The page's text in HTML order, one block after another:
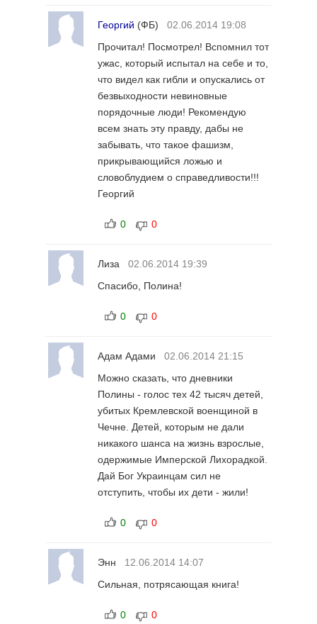
Георгий (ФБ) 02.06.2014 19:08
Прочитал! Посмотрел! Вспомнил тот
ужас, который испытал на себе и то,
что видел как гибли и опускались от
безвыходности невиновные
порядочные люди! Рекомендую
всем знать эту правду, дабы не
забывать, что такое фашизм,
прикрывающийся ложью и
словоблудием о справедливости!!!
Георгий
0 0
Лиза
02.06.2014 19:39
Спасибо, Полина!
0 0
Адам Адами
02.06.2014 21:15
Можно сказать, что дневники
Полины - голос тех 42 тысяч детей,
убитых Кремлевской военщиной в
Чечне. Детей, которым не дали
никакого шанса на жизнь взрослые,
одержимые Имперской Лихорадкой.
Дай Бог Украинцам сил не
отступить, чтобы их дети - жили!
0 0
Энн
12.06.2014 14:07
Сильная, потрясающая книга!
0 0